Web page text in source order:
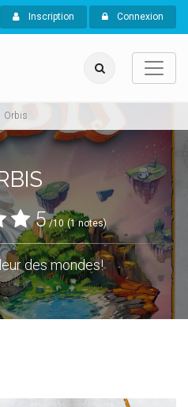
Inscription Connexion
Orbis
5 /10 (1 notes)
des mondes!